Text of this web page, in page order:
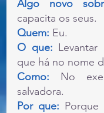
Algo novo
capacita os seus.
Quem: Eu.
O que:
que há no nome
Como: No
salvadora.
Por que: